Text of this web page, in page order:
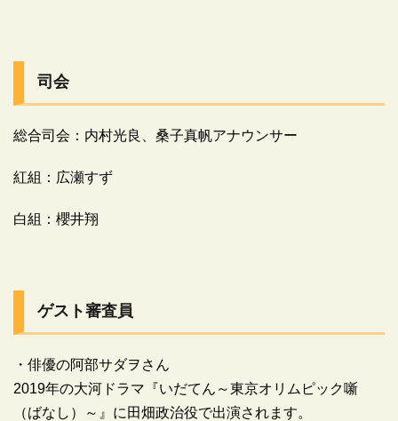
司会
総合司会：内村光良、 桑子真帆アナウンサー
紅組：広瀬すず
白組：櫻井翔
ゲスト審査員
・俳優の阿部サダヲさん
2019年の大河ドラマ『いだてん～東京オリムピック噺
（ばなし）～』に田畑政治役で出演されます。